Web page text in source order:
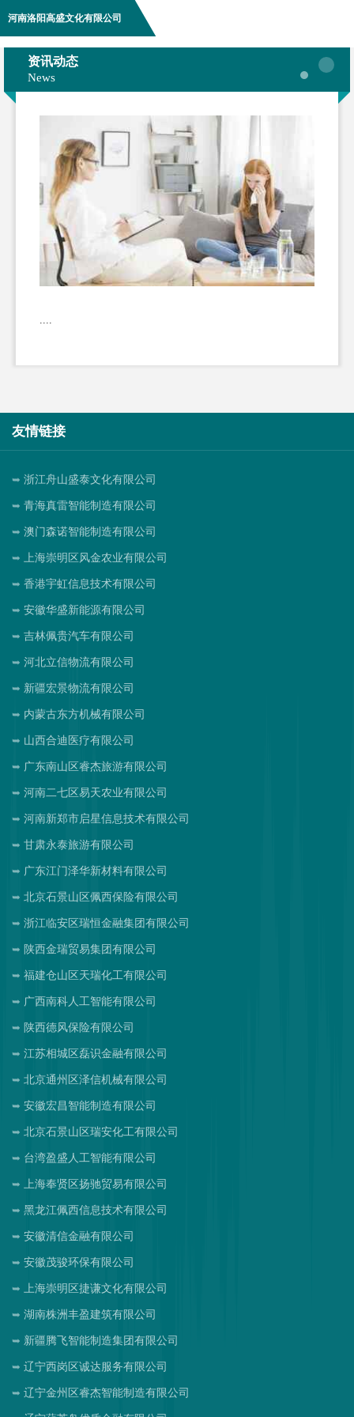
河南洛阳高盛文化有限公司
资讯动态
News
友情链接
浙江舟山盛泰文化有限公司
青海真雷智能制造有限公司
澳门森诺智能制造有限公司
上海崇明区风金农业有限公司
香港宇虹信息技术有限公司
安徽华盛新能源有限公司
吉林佩贵汽车有限公司
河北立信物流有限公司
新疆宏景物流有限公司
内蒙古东方机械有限公司
山西合迪医疗有限公司
广东南山区睿杰旅游有限公司
河南二七区易天农业有限公司
河南新郑市启星信息技术有限公司
甘肃永泰旅游有限公司
广东江门泽华新材料有限公司
北京石景山区佩西保险有限公司
浙江临安区瑞恒金融集团有限公司
陕西金瑞贸易集团有限公司
福建仓山区天瑞化工有限公司
广西南科人工智能有限公司
陕西德风保险有限公司
江苏相城区磊识金融有限公司
北京通州区泽信机械有限公司
安徽宏昌智能制造有限公司
北京石景山区瑞安化工有限公司
台湾盈盛人工智能有限公司
上海奉贤区扬驰贸易有限公司
黑龙江佩西信息技术有限公司
安徽清信金融有限公司
安徽茂骏环保有限公司
上海崇明区捷谦文化有限公司
湖南株洲丰盈建筑有限公司
新疆腾飞智能制造集团有限公司
辽宁西岗区诚达服务有限公司
辽宁金州区睿杰智能制造有限公司